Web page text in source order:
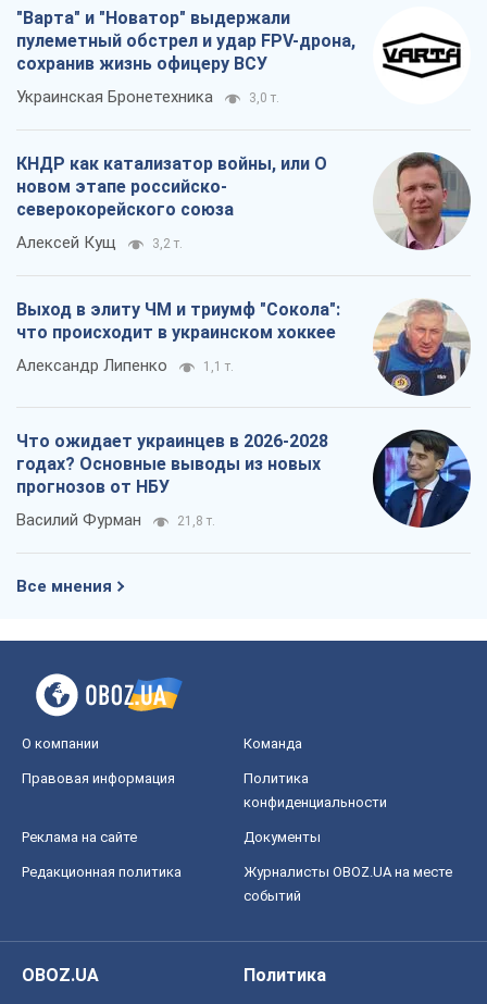
"Варта" и "Новатор" выдержали
пулеметный обстрел и удар FPV-дрона,
сохранив жизнь офицеру ВСУ
Украинская Бронетехника 3,0 т.
КНДР как катализатор войны, или О
новом этапе российско-
северокорейского союза
Алексей Кущ 3,2 т.
Выход в элиту ЧМ и триумф "Сокола":
что происходит в украинском хоккее
Александр Липенко 1,1 т.
Что ожидает украинцев в 2026-2028
годах? Основные выводы из новых
прогнозов от НБУ
Василий Фурман 21,8 т.
Все мнения
О компании Команда
Правовая информация
Политика
конфиденциальности
Реклама на сайте Документы
Редакционная политика
Журналисты OBOZ.UA на месте
событий
OBOZ.UA
Политика